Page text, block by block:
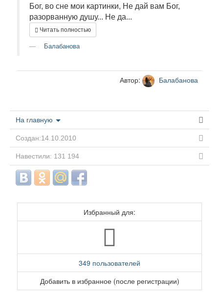
Бог, во сне мои картинки, Не дай вам Бог,
разорванную душу... Не да...
Читать полностью
Балабанова
Автор: Балабанова
На главную
Создан:14.10.2010
Навестили: 131 194
Избранный для:
349 пользователей
Добавить в избранное (после регистрации)